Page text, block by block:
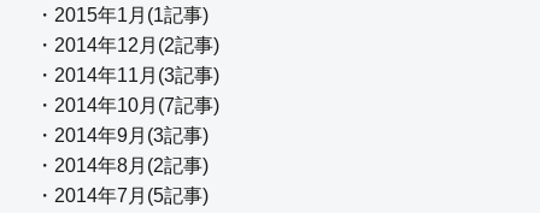
・2015年1月(1記事)
・2014年12月(2記事)
・2014年11月(3記事)
・2014年10月(7記事)
・2014年9月(3記事)
・2014年8月(2記事)
・2014年7月(5記事)